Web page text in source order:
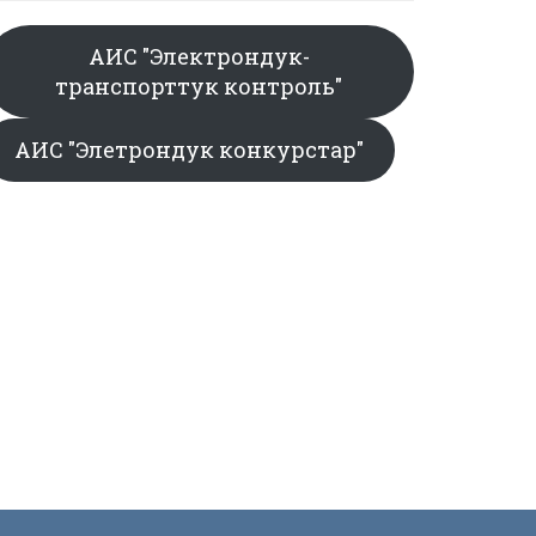
АИС "Электрондук-
транспорттук контроль"
АИС "Элетрондук конкурстар"